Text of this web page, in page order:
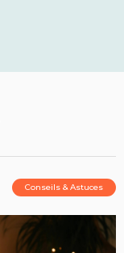
Conseils & Astuces